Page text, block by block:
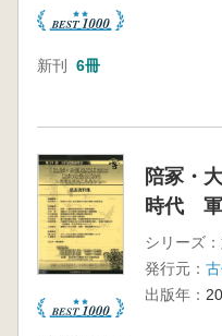
新刊 6冊
陪冢・
時代 軍
シリーズ：
発行元：
出版年：